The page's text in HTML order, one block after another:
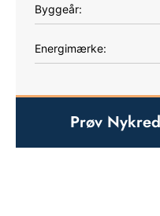
Byggeår:
Energimærke:
Prøv